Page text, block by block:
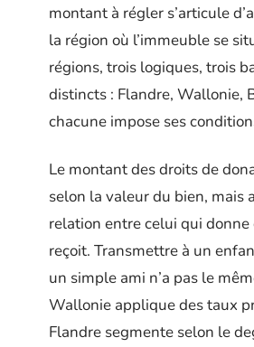
montant à régler s’articule
la région où l’immeuble se
régions, trois logiques, trois
distincts : Flandre, Wallonie,
chacune impose ses
Le montant des droits de
selon la valeur du bien, mais
relation entre celui qui
reçoit. Transmettre à un
un simple ami n’a pas le
Wallonie applique des taux
Flandre segmente selon le